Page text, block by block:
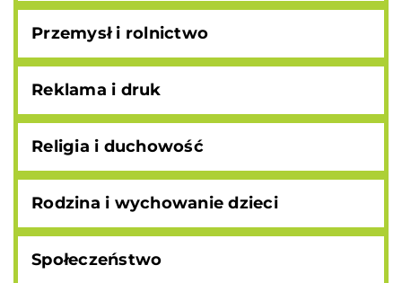
Przemysł i rolnictwo
Reklama i druk
Religia i duchowość
Rodzina i wychowanie dzieci
Społeczeństwo